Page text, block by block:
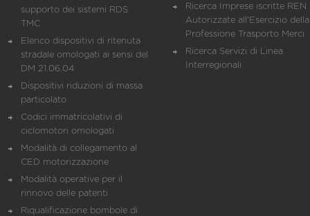
supporto dei sistemi RDS
TMC
Elenco dispositivi di ritenuta
stradale omologati ai sensi del
DM 21.06.04
Dispositivi riduzioni di massa
particolato
Codici immatricolativi di
ciclomotori omologati
Modalità di collegamento al
CED motorizzazione
Modalità operative per il
rinnovo delle patenti
Riqualificazione bombole di
Ricerca Imprese iscritte REN
Autorizzate all'Esercizio della
Professione Trasporto Merci
Ricerca Servizi di Linea
Interregionali